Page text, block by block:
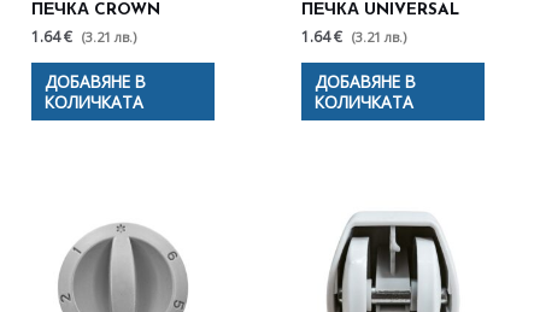
ПЕЧКА CROWN
1.64 € (3.21 лв.)
ДОБАВЯНЕ В
КОЛИЧКАТА
ПЕЧКА UNIVERSAL
1.64 € (3.21 лв.)
ДОБАВЯНЕ В
КОЛИЧКАТА